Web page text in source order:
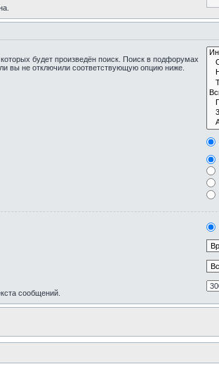
будет произведён поиск. Поиск в подфорумах
вы не отключили соответствующую опцию ниже.
сообщений.